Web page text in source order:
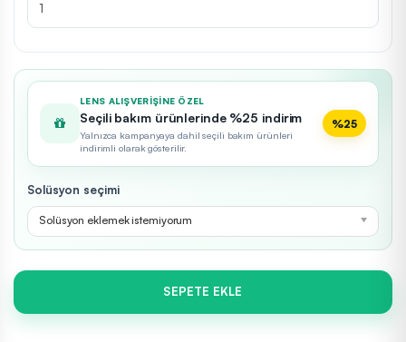
LENS ALIŞVERIŞINE ÖZEL
Seçili bakım ürünlerinde %25 indirim
Yalnızca kampanyaya dahil seçili bakım ürünleri
indirimli olarak gösterilir.
%25
Solüsyon seçimi
Solüsyon eklemek istemiyorum
SEPETE EKLE